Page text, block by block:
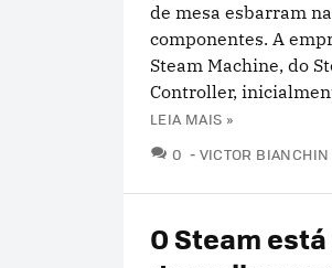
de mesa esbarram
componentes. A
Steam Machine, do
Controller,
LEIA MAIS »
0 COMENTÁRIOS
VICTOR BIANCHIN
O Steam